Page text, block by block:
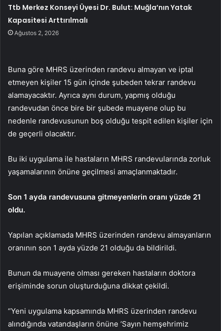
Ttb Merkez Konseyi Üyesi Dr. Bulut: Muğla’nın Yatak
Kapasitesi Arttırılmalı
Ağustos 2, 2026
Buna göre MHRS üzerinden randevu almayan ve iptal
etmeyen kişiler 15 gün içinde şubeden tekrar randevu
alamayacaktır. Ayrıca aynı durum, yapmış olduğu
randevudan önce bire bir şubede muayene olup bu
nedenle randevusunun boş olduğu tespit edilen kişiler için
de geçerli olacaktır.
Bu iki uygulama ile hastaların MHRS randevularında zorluk
yaşamalarının önüne geçilmesi amaçlanmaktadır.
Son 1 ayda randevusuna gitmeyenlerin oranı yüzde 21
oldu.
Yapılan açıklamada MHRS üzerinden randevu almayanların
oranının son 1 ayda yüzde 21 olduğu da bildirildi.
Bunun da muayene olması gereken hastaların doktora
erişiminde sorun oluşturduğuna dikkat çekildi.
“Yeni uygulama kapsamında MHRS üzerinden randevu
alındığında vatandaşların önüne ‘Sayın hemşehrimiz